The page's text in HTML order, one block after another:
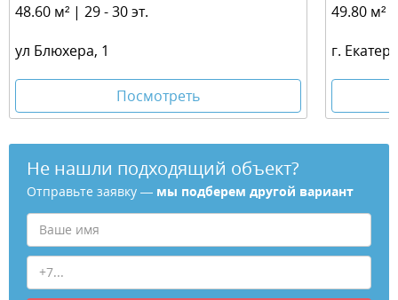
48.60 м² | 29 - 30 эт.
ул Блюхера, 1
Посмотреть
49.80 м²
г.
Не нашли подходящий объект?
Отправьте заявку — мы подберем другой вариант